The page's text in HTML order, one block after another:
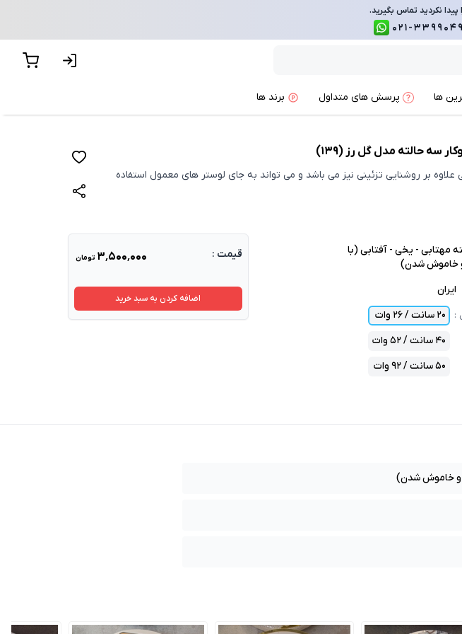
نکردید تماس بگیرید.
021-
ها پرسش های متداول برند ها
سه حالته مدل گل رز (139)
بر روشنایی تزئینی نیز می باشد و می تواند به جای لوستر های معمول استفاده
قیمت : ۳٬۵۰۰٬۰۰۰ تومان
اضافه کردن به سبد خرید
مهتابی - یخی - آفتابی (با
خاموش شدن)
ایران
:
20 سانت / 26 وات
40 سانت / 52 وات
50 سانت / 92 وات
و خاموش شدن)